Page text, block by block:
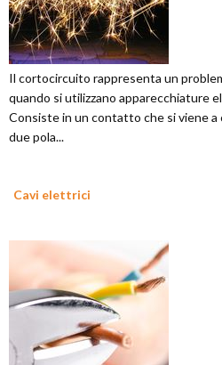
Il cortocircuito rappresenta un
quando si utilizzano apparecchiature
Consiste in un contatto che si viene
due pola...
Cavi elettrici